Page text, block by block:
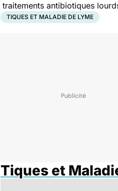
traitements antibiotiques
TIQUES ET MALADIE DE LYME
Tiques et